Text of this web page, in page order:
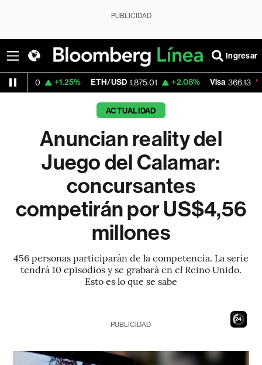
PUBLICIDAD
Ingresar
+1.25% ETH/USD 1,875.01 +2.08% Visa 366.13 -0.04%
ACTUALIDAD
Anuncian reality del
Juego del Calamar:
concursantes
competirán por US$4,56
millones
456 personas participarán de la competencia. La serie
tendrá 10 episodios y se grabará en el Reino Unido.
Esto es lo que se sabe
22
PUBLICIDAD